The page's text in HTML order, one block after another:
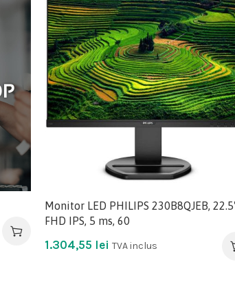
Monitor LED PHILIPS 230B8QJEB,
FHD IPS, 5 ms, 60
1.304,55 lei TVA inclus